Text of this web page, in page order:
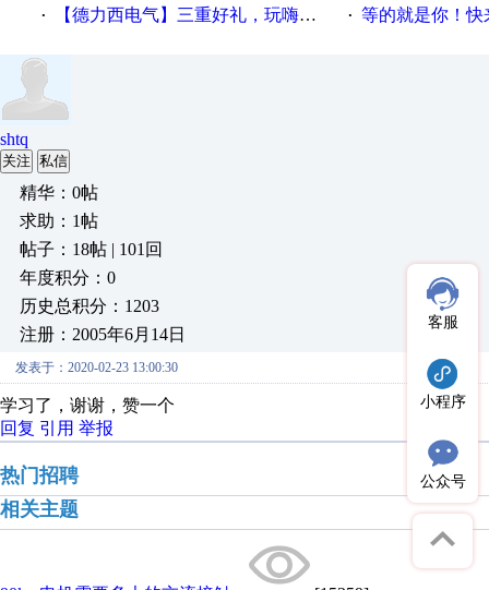
· 【德力西电气】三重好礼，玩嗨夏日！ · 等的就是你！快来
shtq
关注 私信
精华：0帖
求助：1帖
帖子：18帖 | 101回
年度积分：0
历史总积分：1203
注册：2005年6月14日
发表于：2020-02-23 13:00:30
学习了，谢谢，赞一个
回复 引用 举报
热门招聘
相关主题
客服
小程序
公众号